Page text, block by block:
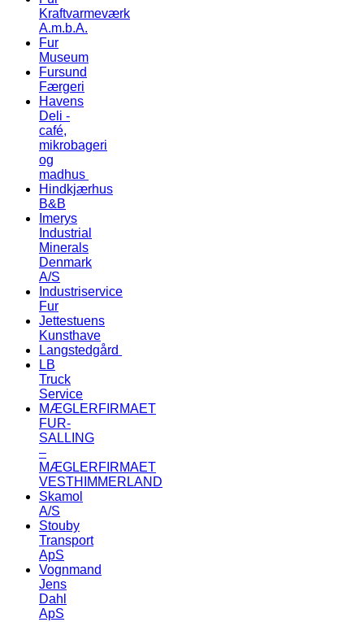
Kraftvarmeværk
A.m.b.A.
Fur
Museum
Fursund
Færgeri
Havens
Deli -
café,
mikrobageri
og
madhus
Hindkjærhus
B&B
Imerys
Industrial
Minerals
Denmark
A/S
Industriservice
Fur
Jettestuens
Kunsthave
Langstedgård
LB
Truck
Service
MÆGLERFIRMAET
FUR-
SALLING
–
MÆGLERFIRMAET
VESTHIMMERLAND
Skamol
A/S
Stouby
Transport
ApS
Vognmand
Jens
Dahl
ApS